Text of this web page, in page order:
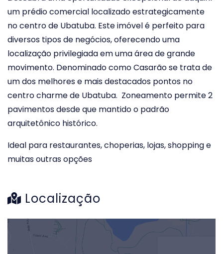
um prédio comercial localizado estrategicamente
no centro de Ubatuba. Este imóvel é perfeito para
diversos tipos de negócios, oferecendo uma
localização privilegiada em uma área de grande
movimento. Denominado como Casarão se trata de
um dos melhores e mais destacados pontos no
centro charme de Ubatuba. Zoneamento permite 2
pavimentos desde que mantido o padrão
arquitetônico histórico.
Ideal para restaurantes, choperias, lojas, shopping e
muitas outras opções
Localização